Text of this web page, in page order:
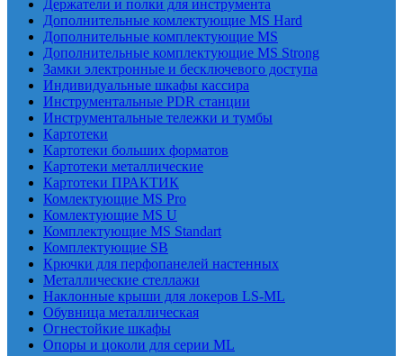
Держатели и полки для инструмента
Дополнительные комлектующие MS Hard
Дополнительные комплектующие MS
Дополнительные комплектующие MS Strong
Замки электронные и бесключевого доступа
Индивидуальные шкафы кассира
Инструментальные PDR станции
Инструментальные тележки и тумбы
Картотеки
Картотеки больших форматов
Картотеки металлические
Картотеки ПРАКТИК
Комлектующие MS Pro
Комлектующие MS U
Комплектующие MS Standart
Комплектующие SB
Крючки для перфопанелей настенных
Металлические стеллажи
Наклонные крыши для локеров LS-ML
Обувница металлическая
Огнестойкие шкафы
Опоры и цоколи для серии ML